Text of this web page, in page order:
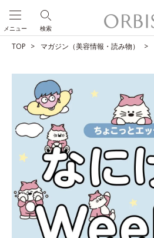
検索
メニュー
TOP マガジン（美容情報・読み物）